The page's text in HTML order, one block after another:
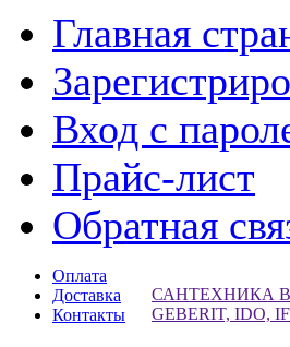
Главная
Вход с
Прайс-лист
Обратная
Оплата
Доставка
Контакты
САНТЕХНИКА
GEBERIT, IDO,